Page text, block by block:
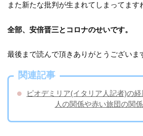
また新たな批判が生まれてしまってます
全部、安倍晋三とコロナのせいです。
最後まで読んで頂きありがとうございま
関連記事
ピオデミリア(イタリア人記者)の
人の関係や赤い旅団の関